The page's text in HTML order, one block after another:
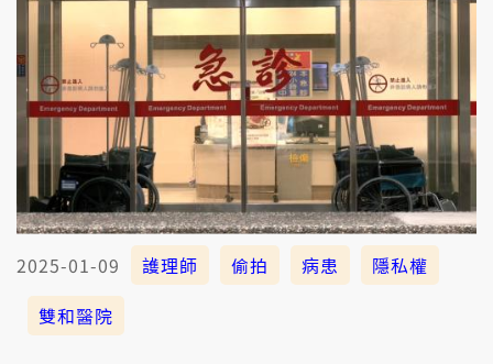
2025-01-09 護理師 偷拍 病患
隱私權
雙和醫院